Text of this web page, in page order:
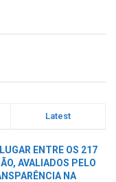
Latest
ENTRE OS 217
AVALIADOS PELO
NA